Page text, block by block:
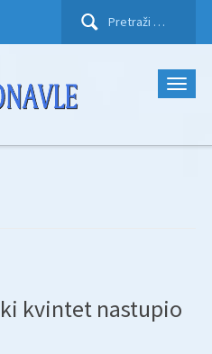
Pretraži:
kvintet nastupio